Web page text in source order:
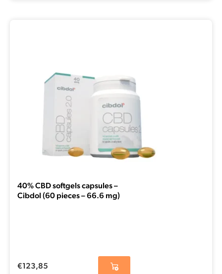
40% CBD softgels capsules –
Cibdol (60 pieces – 66.6 mg)
€123,85